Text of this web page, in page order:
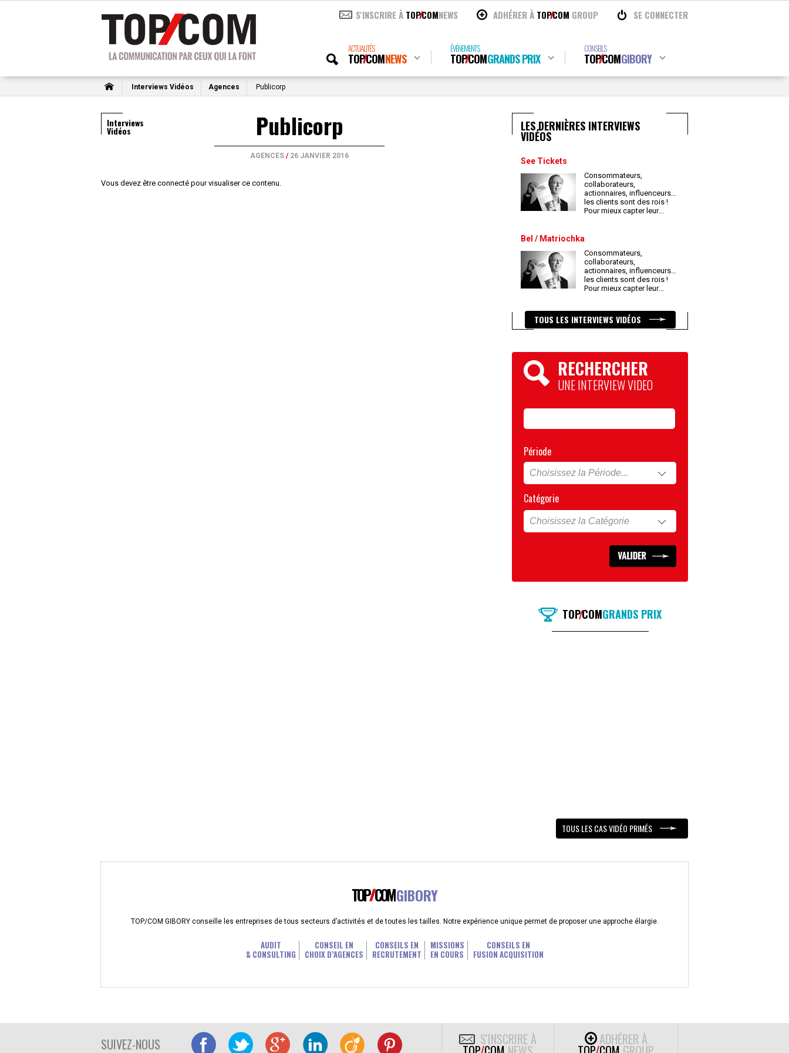
S'INSCRIRE À TOPCOMNEWS ADHÉRER À TOPCOM GROUP SE CONNECTER
ACTUALITÉS
TOPCOMNEWS
ÉVÉNEMENTS
TOPCOMGRANDS PRIX
CONSEILS
TOPCOMGIBORY
Interviews Vidéos Agences Publicorp
Interviews
Vidéos Publicorp
AGENCES / 26 JANVIER 2016
Vous devez être connecté pour visualiser ce contenu.
LES DERNIÈRES INTERVIEWS
VIDÉOS
See Tickets
Consommateurs,
collaborateurs,
actionnaires, influenceurs…
les clients sont des rois !
Pour mieux capter leur...
Bel / Matriochka
Consommateurs,
collaborateurs,
actionnaires, influenceurs…
les clients sont des rois !
Pour mieux capter leur...
TOUS LES INTERVIEWS VIDÉOS
RECHERCHER
UNE INTERVIEW VIDEO
Période
Catégorie
TOP/COMGRANDS PRIX
TOUS LES CAS VIDÉO PRIMÉS
TOP COMGIBORY
TOP/COM GIBORY conseille les entreprises de tous secteurs d’activités et de toutes les tailles. Notre expérience unique permet de proposer une approche élargie.
AUDIT
& CONSULTING
CONSEIL EN
CHOIX D’AGENCES
CONSEILS EN
RECRUTEMENT
MISSIONS
EN COURS
CONSEILS EN
FUSION ACQUISITION
SUIVEZ-NOUS S'INSCRIRE À ADHÉRER À